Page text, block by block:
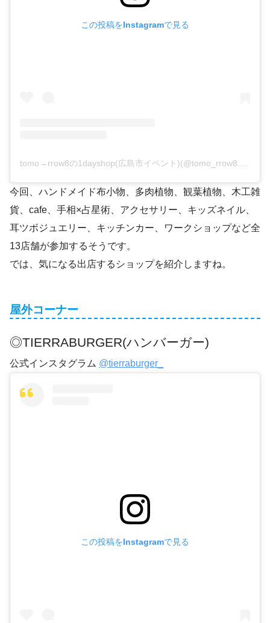
この投稿をInstagramで見る
今回、ハンドメイド布小物、多肉植物、観葉植物、木工雑
貨、cafe、手相×占星術、アクセサリー、キッズネイル、
耳ツボジュエリー、キッチンカー、ワークショップなど全
13店舗が参加するそうです。
では、気になる出店するショップを紹介しますね。
屋外コーナー
◎TIERRABURGER(ハンバーガー)
公式インスタグラム @tierraburger_
この投稿をInstagramで見る